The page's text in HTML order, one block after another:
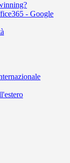
- Google